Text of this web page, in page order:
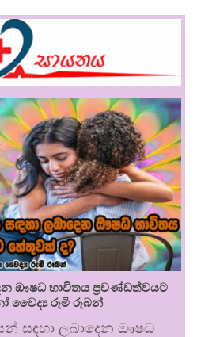
ඖෂධ භාවිතය ප්‍රචණ්ඩත්වයට
වෛද්‍ය රූමි රූබන්
සඳහා ලබාදෙන ඖෂධ